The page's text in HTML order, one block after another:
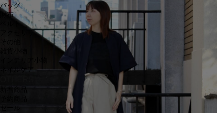
バッグ
財布
ベルト
ネイルケア
新着商品
セール